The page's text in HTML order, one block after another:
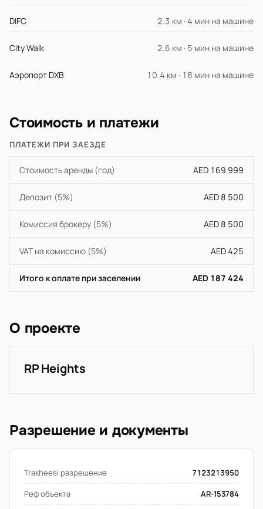
DIFC 2.3 км · 4 мин на машине
City Walk 2.6 км · 5 мин на машине
Аэропорт DXB 10.4 км · 18 мин на машине
Стоимость и платежи
ПЛАТЕЖИ ПРИ ЗАЕЗДЕ
Стоимость аренды (год) AED 169 999
Депозит (5%) AED 8 500
Комиссия брокеру (5%) AED 8 500
VAT на комиссию (5%) AED 425
Итого к оплате при заселении AED 187 424
О проекте
RP Heights
Разрешение и документы
Trakheesi разрешение
7123213950
Реф объекта
AR-153784